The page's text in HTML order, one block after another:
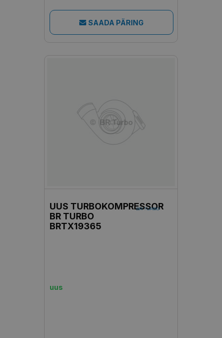
SAADA PÄRING
UUS TURBOKOMPRESSOR
BR TURBO
BRTX19365
uus